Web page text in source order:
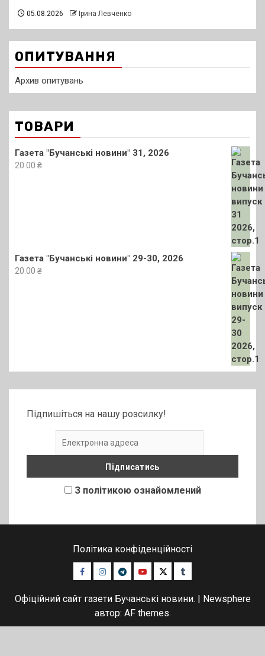
05.08.2026 Ірина Левченко
ОПИТУВАННЯ
Архив опитувань
ТОВАРИ
Газета "Бучанські новини" 31, 2026
20.00 ₴
Газета "Бучанські новини" 29-30, 2026
20.00 ₴
Підпишіться на нашу розсилку!
З політикою ознайомлений
Політика конфіденційності
Facebook
Instagram
TelegramYoutubeTwitterTumblr
Офіційний сайт газети Бучанські новини. | Newsphere
автор: AF themes.